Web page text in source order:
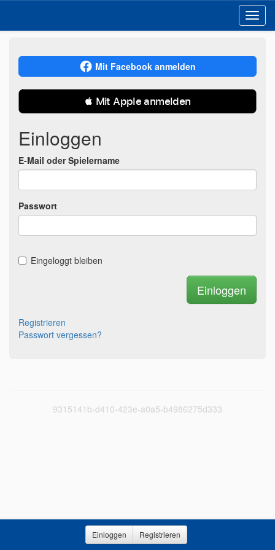
Mit Facebook anmelden
 Mit Apple anmelden
Einloggen
E-Mail oder Spielername
Passwort
Eingeloggt bleiben
Registrieren
Passwort vergessen?
Einloggen Registrieren
9315141b-d410-423e-a0a5-b4986275d333